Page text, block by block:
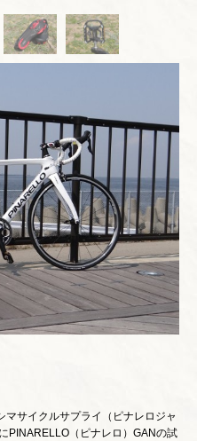
サイクルサプライ（ピナレロジャ
PINARELLO（ピナレロ）GANの試